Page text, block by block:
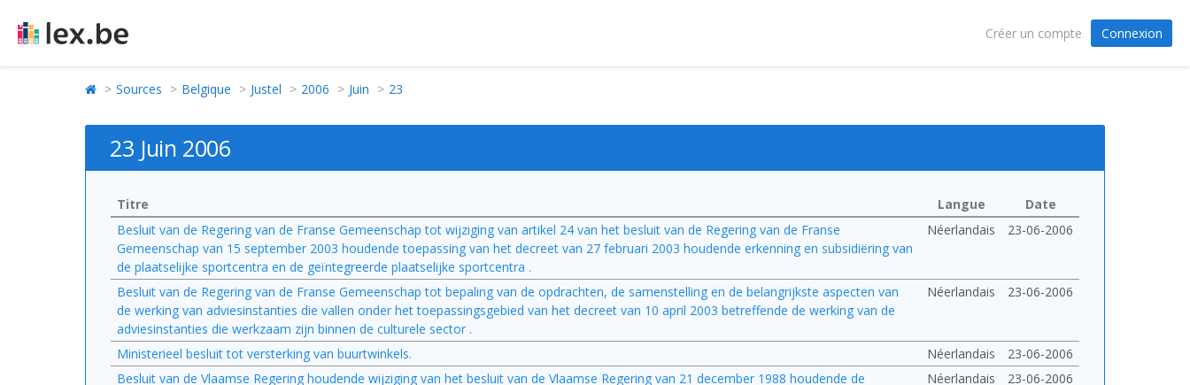
Créer un compte Connexion
Sources Belgique Justel 2006 Juin 23
23 Juin 2006
Titre Langue
Date
Besluit van de Regering van de Franse Gemeenschap tot wijziging van artikel 24 van het besluit van de Regering van de Franse
Gemeenschap van 15 september 2003 houdende toepassing van het decreet van 27 februari 2003 houdende erkenning en subsidiëring van
de plaatselijke sportcentra en de geïntegreerde plaatselijke sportcentra .
Néerlandais 23-06-2006
Besluit van de Regering van de Franse Gemeenschap tot bepaling van de opdrachten, de samenstelling en de belangrijkste aspecten van
de werking van adviesinstanties die vallen onder het toepassingsgebied van het decreet van 10 april 2003 betreffende de werking van de
adviesinstanties die werkzaam zijn binnen de culturele sector .
Néerlandais 23-06-2006
Ministerieel besluit tot versterking van buurtwinkels. Néerlandais
23-06-2006
Besluit van de Vlaamse Regering houdende wijziging van het besluit van de Vlaamse Regering van 21 december 1988 houdende de
Néerlandais 23-06-2006